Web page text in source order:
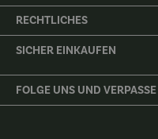
RECHTLICHES
SICHER EINKAUFEN
FOLGE UNS UND